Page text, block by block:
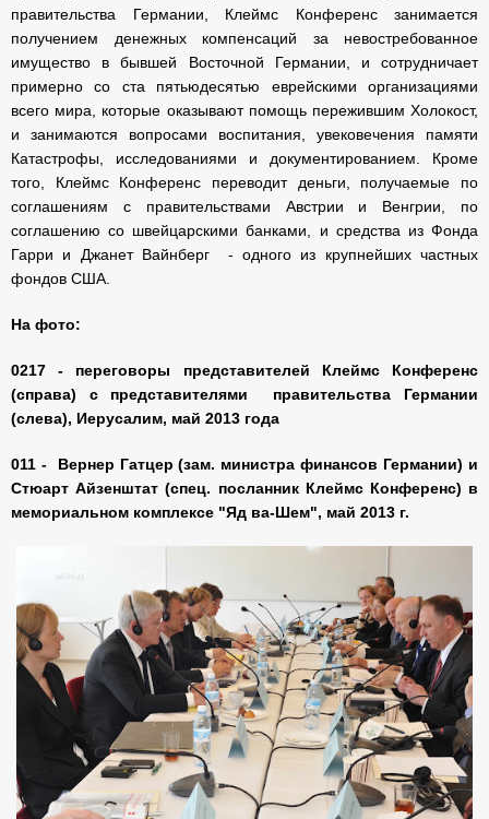
правительства Германии, Клеймс Конференс занимается
получением денежных компенсаций за невостребованное
имущество в бывшей Восточной Германии, и сотрудничает
примерно со ста пятьюдесятью еврейскими организациями
всего мира, которые оказывают помощь пережившим Холокост,
и занимаются вопросами воспитания, увековечения памяти
Катастрофы, исследованиями и документированием. Кроме
того, Клеймс Конференс переводит деньги, получаемые по
соглашениям с правительствами Австрии и Венгрии, по
соглашению со швейцарскими банками, и средства из Фонда
Гарри и Джанет Вайнберг - одного из крупнейших частных
фондов США.
На фото:
0217 - переговоры представителей Клеймс Конференс
(справа) с представителями правительства Германии
(слева), Иерусалим, май 2013 года
011 - Вернер Гатцер (зам. министра финансов Германии) и
Стюарт Айзенштат (спец. посланник Клеймс Конференс) в
мемориальном комплексе "Яд ва-Шем", май 2013 г.